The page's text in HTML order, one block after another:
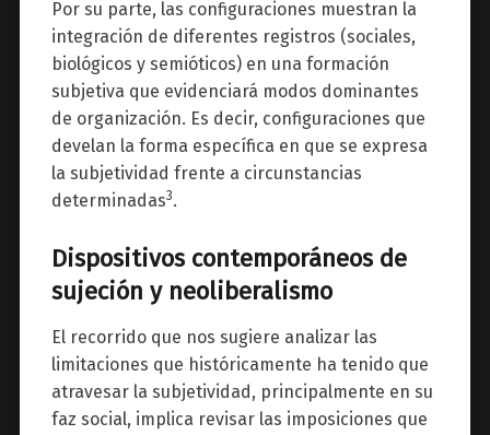
Por su parte, las configuraciones muestran la
integración de diferentes registros (sociales,
biológicos y semióticos) en una formación
subjetiva que evidenciará modos dominantes
de organización. Es decir, configuraciones que
develan la forma específica en que se expresa
la subjetividad frente a circunstancias
determinadas3.
Dispositivos contemporáneos de
sujeción y neoliberalismo
El recorrido que nos sugiere analizar las
limitaciones que históricamente ha tenido que
atravesar la subjetividad, principalmente en su
faz social, implica revisar las imposiciones que